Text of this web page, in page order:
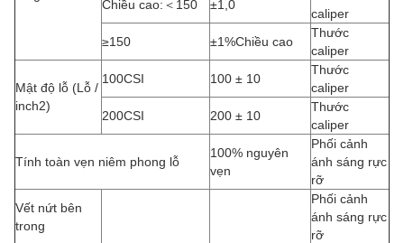
Chiều cao:＜150
±1,0
caliper
≥150
±1%Chiều cao
Thước
caliper
Mật độ lỗ (Lỗ /
inch2)
100CSI 100 ± 10
Thước
caliper
200CSI
200 ± 10
Thước
caliper
Tính toàn vẹn niêm phong lỗ
100% nguyên
vẹn
Phối cảnh
ánh sáng rực
rỡ
Vết nứt bên
trong
Phối cảnh
ánh sáng rực
rỡ